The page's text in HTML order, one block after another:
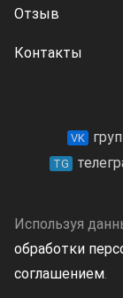
Отзыв
Контакты
VK
TG
Используя
обработки
соглашением.